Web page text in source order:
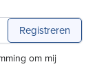
Registreren
om mij